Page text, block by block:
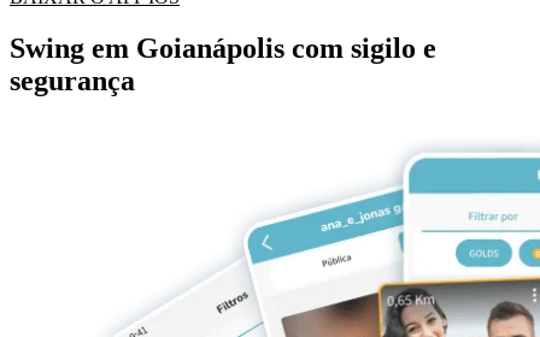
Swing em Goianápolis com sigilo e
segurança